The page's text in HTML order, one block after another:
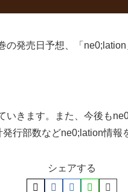
発売日予想、「
きます。また、今後も
行部数などne0;lation情報
シェアする